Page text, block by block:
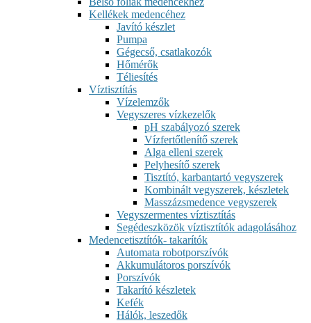
Kellékek medencéhez
Javító készlet
Pumpa
Gégecső, csatlakozók
Hőmérők
Téliesítés
Víztisztítás
Vízelemzők
Vegyszeres vízkezelők
pH szabályozó szerek
Vízfertőtlenítő szerek
Alga elleni szerek
Pelyhesítő szerek
Tisztító, karbantartó vegyszerek
Kombinált vegyszerek, készletek
Masszázsmedence vegyszerek
Vegyszermentes víztisztítás
Segédeszközök víztisztítók adagolásához
Medencetisztítók- takarítók
Automata robotporszívók
Akkumulátoros porszívók
Porszívók
Takarító készletek
Kefék
Hálók, leszedők